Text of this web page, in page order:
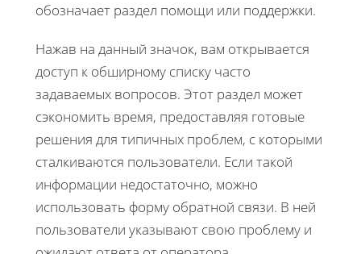
обозначает раздел помощи или поддержки.
Нажав на данный значок, вам открывается
доступ к обширному списку часто
задаваемых вопросов. Этот раздел может
сэкономить время, предоставляя готовые
решения для типичных проблем, с которыми
сталкиваются пользователи. Если такой
информации недостаточно, можно
использовать форму обратной связи. В ней
пользователи указывают свою проблему и